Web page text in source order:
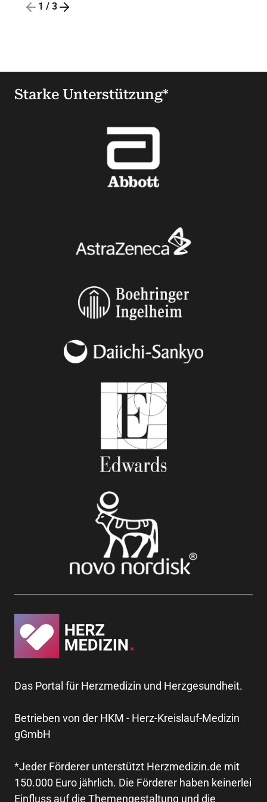
1 / 3
Starke Unterstützung*
Das Portal für Herzmedizin und Herzgesundheit.
Betrieben von der HKM - Herz-Kreislauf-Medizin
gGmbH
*Jeder Förderer unterstützt Herzmedizin.de mit
150.000 Euro jährlich. Die Förderer haben keinerlei
Einfluss auf die Themengestaltung und die